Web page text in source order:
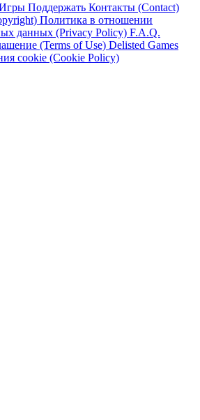
Поддержать Контакты (Contact)
Политика в отношении
данных (Privacy Policy) F.A.Q.
(Terms of Use) Delisted Games
cookie (Cookie Policy)